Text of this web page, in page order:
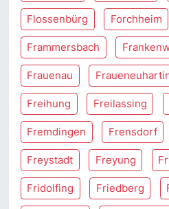
Flossenbürg Forchheim
Frammersbach
Frauenau
Freihung Freilassing
Fremdingen Frensdorf
Freystadt Freyung
Fridolfing Friedberg